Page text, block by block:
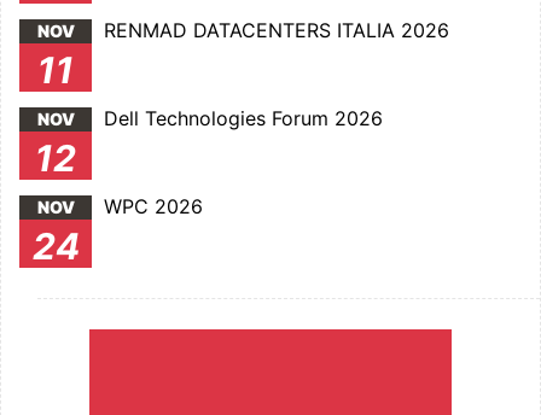
NOV
11
RENMAD DATACENTERS ITALIA 2026
NOV
12
Dell Technologies Forum 2026
NOV
24
WPC 2026